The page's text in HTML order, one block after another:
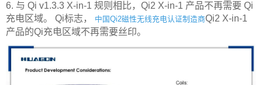
6. 与 Qi v1.3.3 X-in-1 规则相比，Qi2 X-in-1 产品不再需要 Qi
充电区域。 Qi标志，
中国Qi2磁性无线充电认证制造商Qi2 X-in-1
产品的Qi充电区域不再需要丝印。